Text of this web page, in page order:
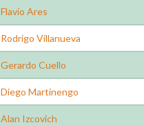
Flavio Ares
Rodrigo Villanueva
Gerardo Cuello
Diego Martinengo
Alan Izcovich